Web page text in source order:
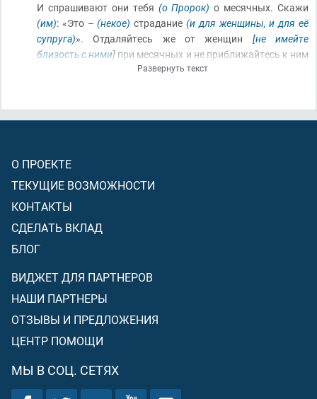
И спрашивают они тебя (о Пророк) о месячных. Скажи
(им): «Это –(некое) страдание(и для женщины, и для её
супруга)». Отдаляйтесь же от женщин [не имейте
близость с ними] при месячных и не приближайтесь к ним
[не имейте близость], пока они не очистятся
Развернуть текст
О ПРОЕКТЕ
ТЕКУЩИЕ ВОЗМОЖНОСТИ
КОНТАКТЫ
СДЕЛАТЬ ВКЛАД
БЛОГ
ВИДЖЕТ ДЛЯ ПАРТНЕРОВ
НАШИ ПАРТНЕРЫ
ОТЗЫВЫ И ПРЕДЛОЖЕНИЯ
ЦЕНТР ПОМОЩИ
МЫ В СОЦ. СЕТЯХ